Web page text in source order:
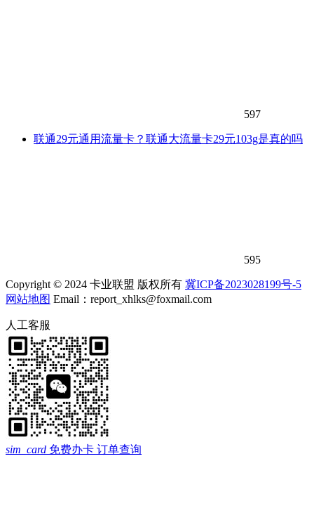
597
联通29元通用流量卡？联通大流量卡29元103g是真的吗
595
Copyright © 2024 卡业联盟 版权所有 冀ICP备2023028199号-5
网站地图 Email：report_xhlks@foxmail.com
人工客服
sim_card 免费办卡 订单查询